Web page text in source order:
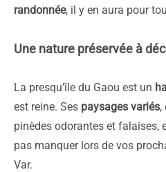
randonnée, il y en aura pour
Une nature préservée à
La presqu’île du Gaou est un
est reine. Ses paysages variés,
pinèdes odorantes et falaises,
pas manquer lors de vos
Var.